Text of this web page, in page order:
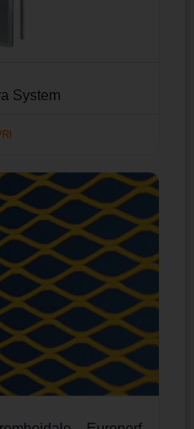
System